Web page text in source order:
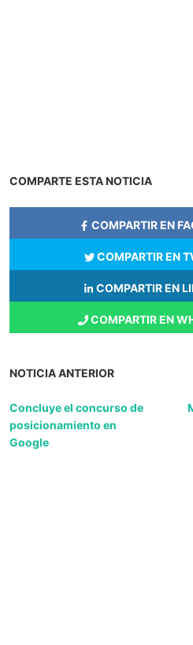
COMPARTE ESTA NOTICIA
COMPARTIR EN
COMPARTIR EN
COMPARTIR EN
COMPARTIR EN
NOTICIA ANTERIOR
Concluye el concurso de
posicionamiento en
Google